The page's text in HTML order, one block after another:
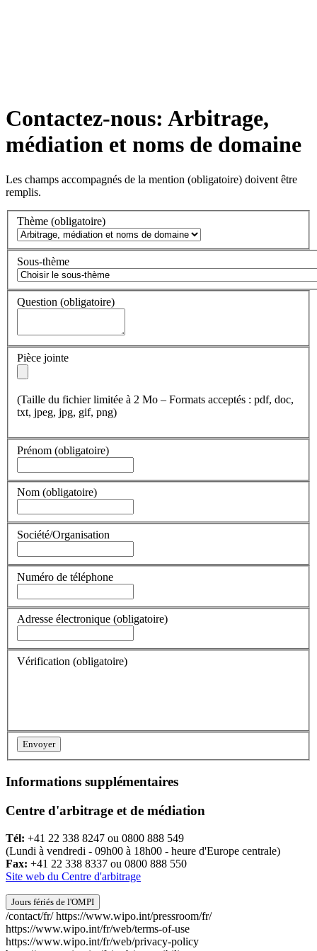
Contactez-nous: Arbitrage,
médiation et noms de domaine
Les champs accompagnés de la mention (obligatoire) doivent être
remplis.
Thème (obligatoire)
Sous-thème
Question (obligatoire)
Pièce jointe
(Taille du fichier limitée à 2 Mo – Formats acceptés : pdf, doc,
txt, jpeg, jpg, gif, png)
Prénom (obligatoire)
Nom (obligatoire)
Société/Organisation
Numéro de téléphone
Adresse électronique (obligatoire)
Vérification (obligatoire)
Informations supplémentaires
Centre d'arbitrage et de médiation
Tél: +41 22 338 8247 ou 0800 888 549
(Lundi à vendredi - 09h00 à 18h00 - heure d'Europe centrale)
Fax: +41 22 338 8337 ou 0800 888 550
Site web du Centre d'arbitrage
Jours fériés de l'OMPI
/contact/fr/ https://www.wipo.int/pressroom/fr/
https://www.wipo.int/fr/web/terms-of-use
https://www.wipo.int/fr/web/privacy-policy